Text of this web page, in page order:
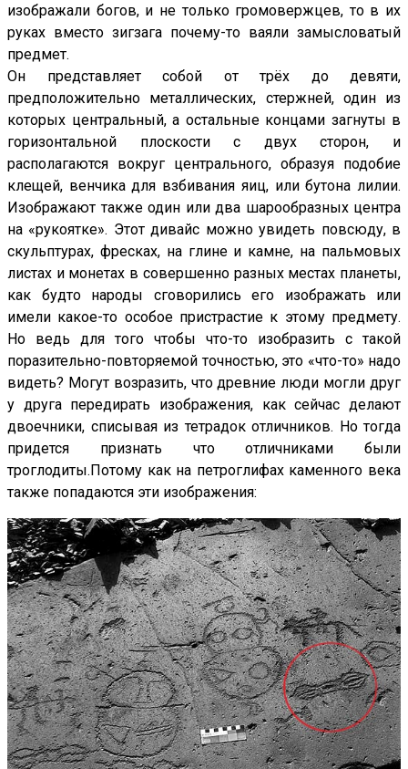
изображали богов, и не только громовержцев, то в их
руках вместо зигзага почему-то ваяли замысловатый
предмет.
Он представляет собой от трёх до девяти,
предположительно металлических, стержней, один из
которых центральный, а остальные концами загнуты в
горизонтальной плоскости с двух сторон, и
располагаются вокруг центрального, образуя подобие
клещей, венчика для взбивания яиц, или бутона лилии.
Изображают также один или два шарообразных центра
на «рукоятке». Этот дивайс можно увидеть повсюду, в
скульптурах, фресках, на глине и камне, на пальмовых
листах и монетах в совершенно разных местах планеты,
как будто народы сговорились его изображать или
имели какое-то особое пристрастие к этому предмету.
Но ведь для того чтобы что-то изобразить с такой
поразительно-повторяемой точностью, это «что-то» надо
видеть? Могут возразить, что древние люди могли друг
у друга передирать изображения, как сейчас делают
двоечники, списывая из тетрадок отличников. Но тогда
придется признать что отличниками были
троглодиты.Потому как на петроглифах каменного века
также попадаются эти изображения: